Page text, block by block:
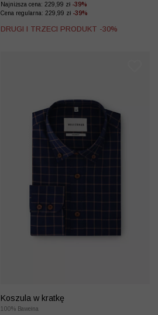
Najniższa cena: 229,99 zł -39%
Cena regularna: 229,99 zł -39%
DRUGI I TRZECI PRODUKT -30%
Koszula w kratkę
100% Bawełna